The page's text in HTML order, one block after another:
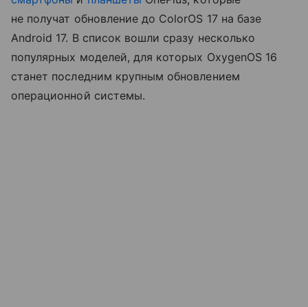
не получат обновление до ColorOS 17 на базе
Android 17. В список вошли сразу несколько
популярных моделей, для которых OxygenOS 16
станет последним крупным обновлением
операционной системы.